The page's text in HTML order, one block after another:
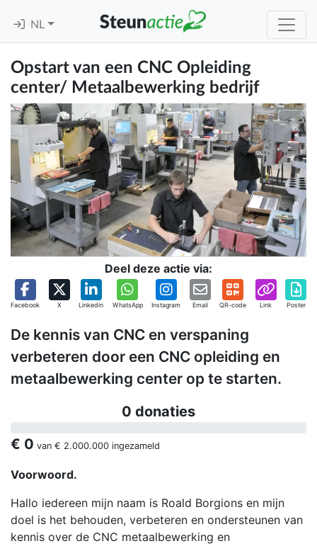
NL
Opstart van een CNC Opleiding
center/ Metaalbewerking bedrijf
Deel deze actie via:
Facebook X Linkedin WhatsApp Instagram Email QR-code Link Poster
De kennis van CNC en verspaning
verbeteren door een CNC opleiding en
metaalbewerking center op te starten.
0 donaties
€ 0 van € 2.000.000 ingezameld
Voorwoord.
Hallo iedereen mijn naam is Roald Borgions en mijn
doel is het behouden, verbeteren en ondersteunen van
kennis over de CNC metaalbewerking en